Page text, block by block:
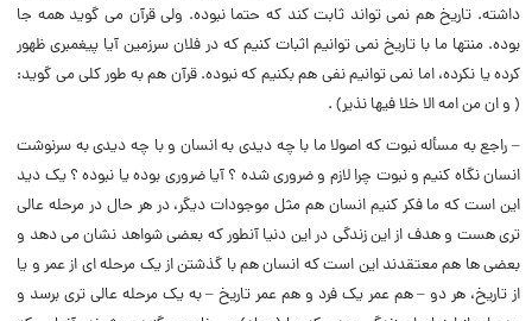
داشته. تاریخ هم نمى تواند ثابت کند که حتما نبوده. ولى قرآن مى گوید همه جا
بوده. منتها ما با تاریخ نمى توانیم اثبات کنیم که در فلان سرزمین آیا پیغمبرى ظهور
کرده یا نکرده، اما نمى توانیم نفى هم بکنیم که نبوده. قرآن هم به طور کلى مى گوید:
(‌ و ان من امه الا خلا فیها نذیر) .
– راجع به مسأله نبوت که اصولا ما با چه دیدى به انسان و با چه دیدى به سرنوشت
انسان نگاه کنیم و نبوت چرا لازم و ضرورى شده ؟ آیا ضرورى بوده یا نبوده ؟ یک دید
این است که ما فکر کنیم انسان هم مثل موجودات دیگر، در هر حال در مرحله عالى
ترى هست و هدف از این زندگى در این دنیا آنطور که بعضى شواهد نشان مى دهد و
بعضى ها هم معتقدند این است که انسان هم با گذشتن از یک مرحله اى از عمر و یا
از تاریخ، هر دو – هم عمر یک فرد و هم عمر تاریخ – به یک مرحله عالى ترى برسد و